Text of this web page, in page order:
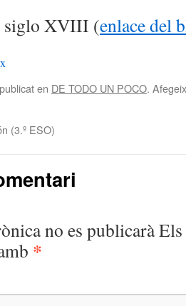
siglo XVIII (enlace del
en DE TODO UN POCO.
(3.º ESO)
no es publicaràEls
*